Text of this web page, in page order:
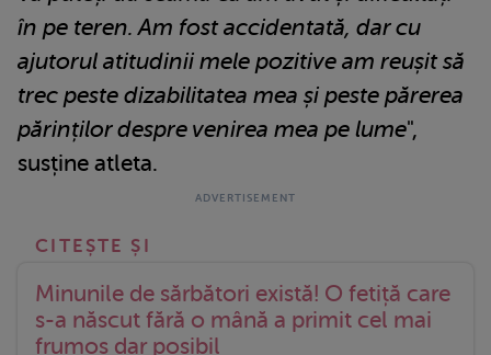
în pe teren. Am fost accidentată, dar cu
ajutorul atitudinii mele pozitive am reușit să
trec peste dizabilitatea mea și peste părerea
părinților despre venirea mea pe lume",
susține atleta.
Minunile de sărbători există! O fetiță care
s-a născut fără o mână a primit cel mai
frumos dar posibil